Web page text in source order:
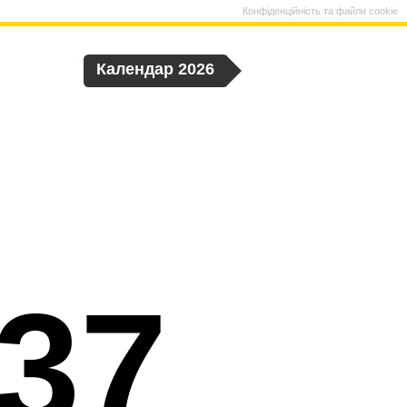
Календар 2026
Конфіденційність та файли cookie